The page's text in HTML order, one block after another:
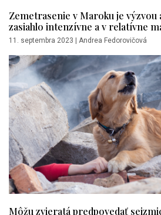
Zemetrasenie v Maroku je výzvou
zasiahlo intenzívne a v relatívne
11. septembra 2023 Andrea Fedorovičová
Môžu zvieratá predpovedať